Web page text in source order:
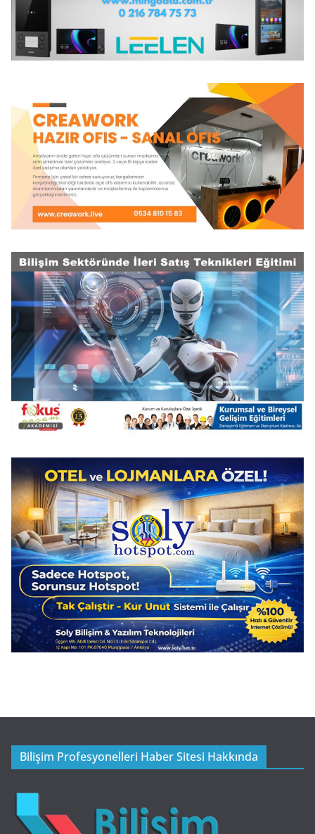
Bilişim Profesyonelleri Haber Sitesi Hakkında